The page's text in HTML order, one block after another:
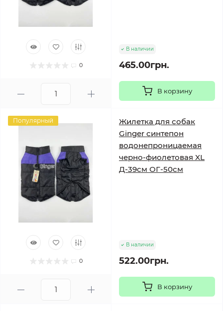
0
В наличии
465.00грн.
В корзину
Популярный
0
Жилетка для собак
Ginger синтепон
водонепроницаемая
черно-фиолетовая XL
Д-39см ОГ-50см
В наличии
522.00грн.
В корзину